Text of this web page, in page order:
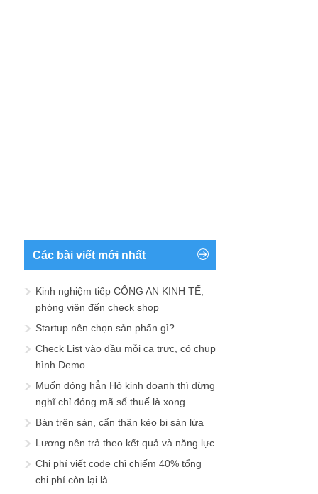
Các bài viết mới nhất
Kinh nghiệm tiếp CÔNG AN KINH TẾ,
phóng viên đến check shop
Startup nên chọn sản phẩn gì?
Check List vào đầu mỗi ca trực, có chụp
hình Demo
Muốn đóng hẳn Hộ kinh doanh thì đừng
nghĩ chỉ đóng mã số thuế là xong
Bán trên sàn, cẩn thận kẻo bị sàn lừa
Lương nên trả theo kết quả và năng lực
Chi phí viết code chỉ chiếm 40% tổng
chi phí còn lại là…